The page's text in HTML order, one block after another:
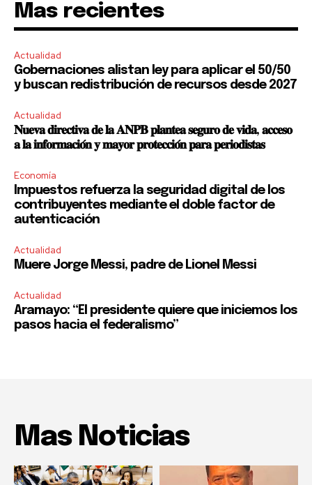
Mas recientes
Actualidad
Gobernaciones alistan ley para aplicar el 50/50
y buscan redistribución de recursos desde 2027
Actualidad
𝐍𝐮𝐞𝐯𝐚 𝐝𝐢𝐫𝐞𝐜𝐭𝐢𝐯𝐚 𝐝𝐞 𝐥𝐚 𝐀𝐍𝐏𝐁 𝐩𝐥𝐚𝐧𝐭𝐞𝐚 𝐬𝐞𝐠𝐮𝐫𝐨 𝐝𝐞 𝐯𝐢𝐝𝐚, 𝐚𝐜𝐜𝐞𝐬𝐨
𝐚 𝐥𝐚 𝐢𝐧𝐟𝐨𝐫𝐦𝐚𝐜𝐢𝐨́𝐧 𝐲 𝐦𝐚𝐲𝐨𝐫 𝐩𝐫𝐨𝐭𝐞𝐜𝐜𝐢𝐨́𝐧 𝐩𝐚𝐫𝐚 𝐩𝐞𝐫𝐢𝐨𝐝𝐢𝐬𝐭𝐚𝐬
Economía
Impuestos refuerza la seguridad digital de los
contribuyentes mediante el doble factor de
autenticación
Actualidad
Muere Jorge Messi, padre de Lionel Messi
Actualidad
Aramayo: “El presidente quiere que iniciemos los
pasos hacia el federalismo”
Mas Noticias